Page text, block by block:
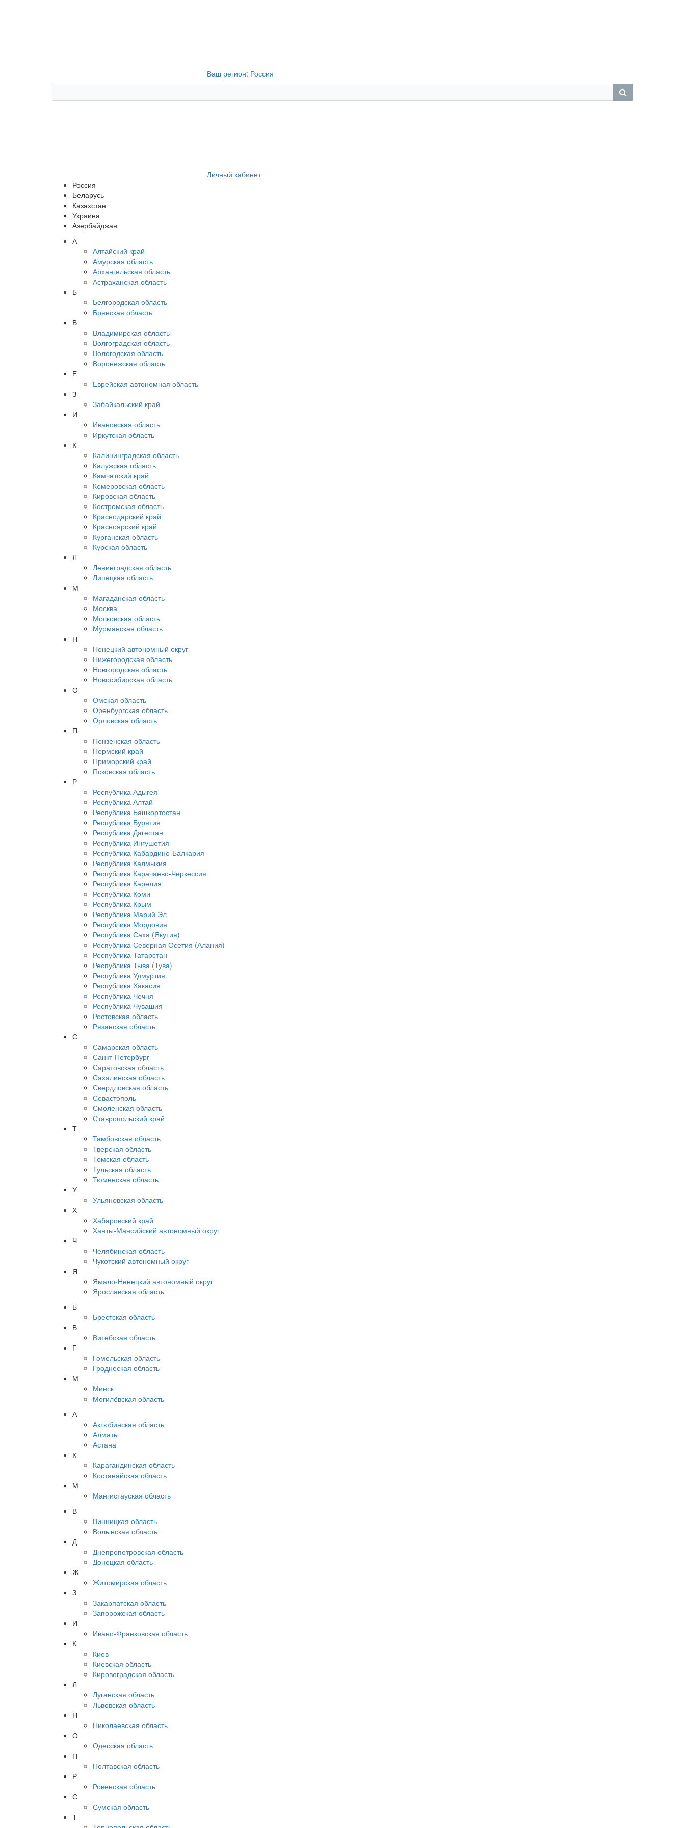
Ваш регион: Россия
Личный кабинет
Россия
Беларусь
Казахстан
Украина
Азербайджан
А
Алтайский край
Амурская область
Архангельская область
Астраханская область
Б
Белгородская область
Брянская область
В
Владимирская область
Волгоградская область
Вологодская область
Воронежская область
Е
Еврейская автономная область
З
Забайкальский край
И
Ивановская область
Иркутская область
К
Калининградская область
Калужская область
Камчатский край
Кемеровская область
Кировская область
Костромская область
Краснодарский край
Красноярский край
Курганская область
Курская область
Л
Ленинградская область
Липецкая область
М
Магаданская область
Москва
Московская область
Мурманская область
Н
Ненецкий автономный округ
Нижегородская область
Новгородская область
Новосибирская область
О
Омская область
Оренбургская область
Орловская область
П
Пензенская область
Пермский край
Приморский край
Псковская область
Р
Республика Адыгея
Республика Алтай
Республика Башкортостан
Республика Бурятия
Республика Дагестан
Республика Ингушетия
Республика Кабардино-Балкария
Республика Калмыкия
Республика Карачаево-Черкессия
Республика Карелия
Республика Коми
Республика Крым
Республика Марий Эл
Республика Мордовия
Республика Саха (Якутия)
Республика Северная Осетия (Алания)
Республика Татарстан
Республика Тыва (Тува)
Республика Удмуртия
Республика Хакасия
Республика Чечня
Республика Чувашия
Ростовская область
Рязанская область
С
Самарская область
Санкт-Петербург
Саратовская область
Сахалинская область
Свердловская область
Севастополь
Смоленская область
Ставропольский край
Т
Тамбовская область
Тверская область
Томская область
Тульская область
Тюменская область
У
Ульяновская область
Х
Хабаровский край
Ханты-Мансийский автономный округ
Ч
Челябинская область
Чукотский автономный округ
Я
Ямало-Ненецкий автономный округ
Ярославская область
Б
Брестская область
В
Витебская область
Г
Гомельская область
Гроднеская область
М
Минск
Могилёвская область
А
Актюбинская область
Алматы
Астана
К
Карагандинская область
Костанайская область
М
Мангистауская область
В
Винницкая область
Волынская область
Д
Днепропетровская область
Донецкая область
Ж
Житомирская область
З
Закарпатская область
Запорожская область
И
Ивано-Франковская область
К
Киев
Киевская область
Кировоградская область
Л
Луганская область
Львовская область
Н
Николаевская область
О
Одесская область
П
Полтавская область
Р
Ровенская область
С
Сумская область
Т